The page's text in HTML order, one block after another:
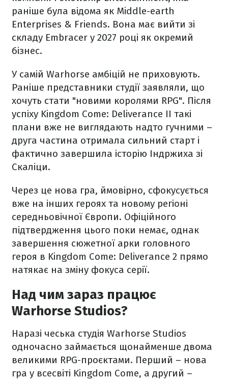
раніше була відома як Middle-earth
Enterprises & Friends. Вона має вийти зі
складу Embracer у 2027 році як окремий
бізнес.
У самій Warhorse амбіцій не приховують.
Раніше представники студії заявляли, що
хочуть стати "новими королями RPG". Після
успіху Kingdom Come: Deliverance II такі
плани вже не виглядають надто гучними –
друга частина отримала сильний старт і
фактично завершила історію Індржиха зі
Скаліци.
Через це нова гра, ймовірно, сфокусується
вже на інших героях та новому регіоні
середньовічної Європи. Офіційного
підтвердження цього поки немає, однак
завершення сюжетної арки головного
героя в Kingdom Come: Deliverance 2 прямо
натякає на зміну фокуса серії.
Над чим зараз працює
Warhorse Studios?
Наразі чеська студія Warhorse Studios
одночасно займається щонайменше двома
великими RPG-проєктами. Перший – нова
гра у всесвіті Kingdom Come, а другий –